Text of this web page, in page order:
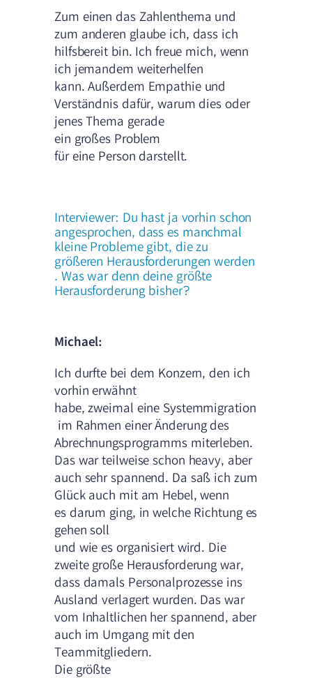
Zum einen das Zahlenthema und
zum anderen glaube ich, dass ich
hilfsbereit bin. Ich freue mich, wenn
ich jemandem weiterhelfen
kann. Außerdem Empathie und
Verständnis dafür, warum dies oder
jenes Thema gerade
ein großes Problem
für eine Person darstellt.
Interviewer: Du hast ja vorhin schon
angesprochen, dass es manchmal
kleine Probleme gibt, die zu
größeren Herausforderungen werden
. Was war denn deine größte
Herausforderung bisher?
Michael:
Ich durfte bei dem Konzern, den ich
vorhin erwähnt
habe, zweimal eine Systemmigration
im Rahmen einer Änderung des
Abrechnungsprogramms miterleben.
Das war teilweise schon heavy, aber
auch sehr spannend. Da saß ich zum
Glück auch mit am Hebel, wenn
es darum ging, in welche Richtung es
gehen soll
und wie es organisiert wird. Die
zweite große Herausforderung war,
dass damals Personalprozesse ins
Ausland verlagert wurden. Das war
vom Inhaltlichen her spannend, aber
auch im Umgang mit den
Teammitgliedern.
Die größte